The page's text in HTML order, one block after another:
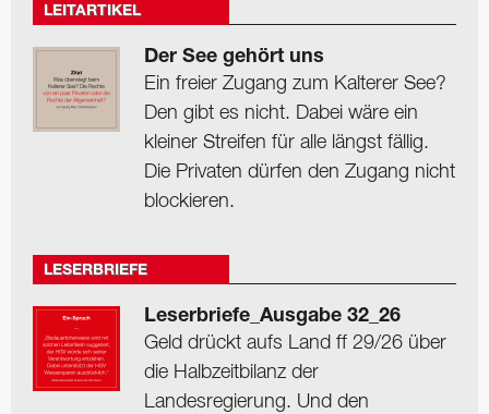
LEITARTIKEL
Der See gehört uns
Ein freier Zugang zum Kalterer See?
Den gibt es nicht. Dabei wäre ein
kleiner Streifen für alle längst fällig.
Die Privaten dürfen den Zugang nicht
blockieren.
LESERBRIEFE
Leserbriefe_Ausgabe 32_26
Geld drückt aufs Land ff 29/26 über
die Halbzeitbilanz der
Landesregierung. Und den